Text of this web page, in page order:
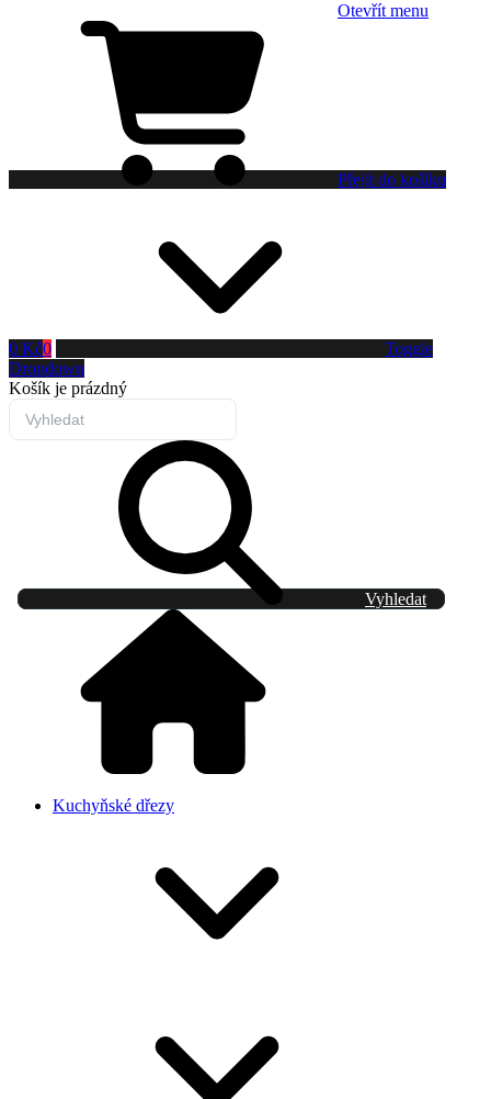
Otevřít menu
Přejít do košíku
0 Kč0
Toggle
Dropdown
Košík je prázdný
Vyhledat
Kuchyňské dřezy